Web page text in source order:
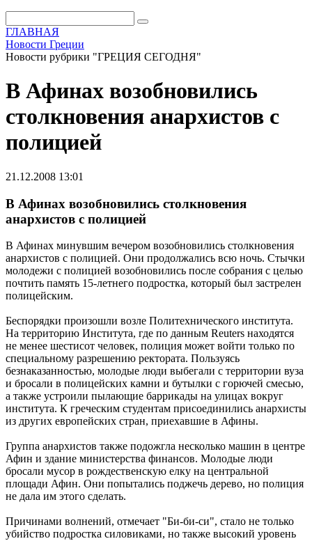
ГЛАВНАЯ
Новости Греции
Новости рубрики "ГРЕЦИЯ СЕГОДНЯ"
В Афинах возобновились
столкновения анархистов с
полицией
21.12.2008 13:01
В Афинах возобновились столкновения
анархистов с полицией
В Афинах минувшим вечером возобновились столкновения
анархистов с полицией. Они продолжались всю ночь. Стычки
молодежи с полицией возобновились после собрания с целью
почтить память 15-летнего подростка, который был застрелен
полицейским.
Беспорядки произошли возле Политехнического института.
На территорию Института, где по данным Reuters находятся
не менее шестисот человек, полиция может войти только по
специальному разрешению ректората. Пользуясь
безнаказанностью, молодые люди выбегали с территории вуза
и бросали в полицейских камни и бутылки с горючей смесью,
а также устроили пылающие баррикады на улицах вокруг
института. К греческим студентам присоединились анархисты
из других европейских стран, приехавшие в Афины.
Группа анархистов также подожгла несколько машин в центре
Афин и здание министерства финансов. Молодые люди
бросали мусор в рождественскую елку на центральной
площади Афин. Они попытались поджечь дерево, но полиция
не дала им этого сделать.
Причинами волнений, отмечает "Би-би-си", стало не только
убийство подростка силовиками, но также высокий уровень